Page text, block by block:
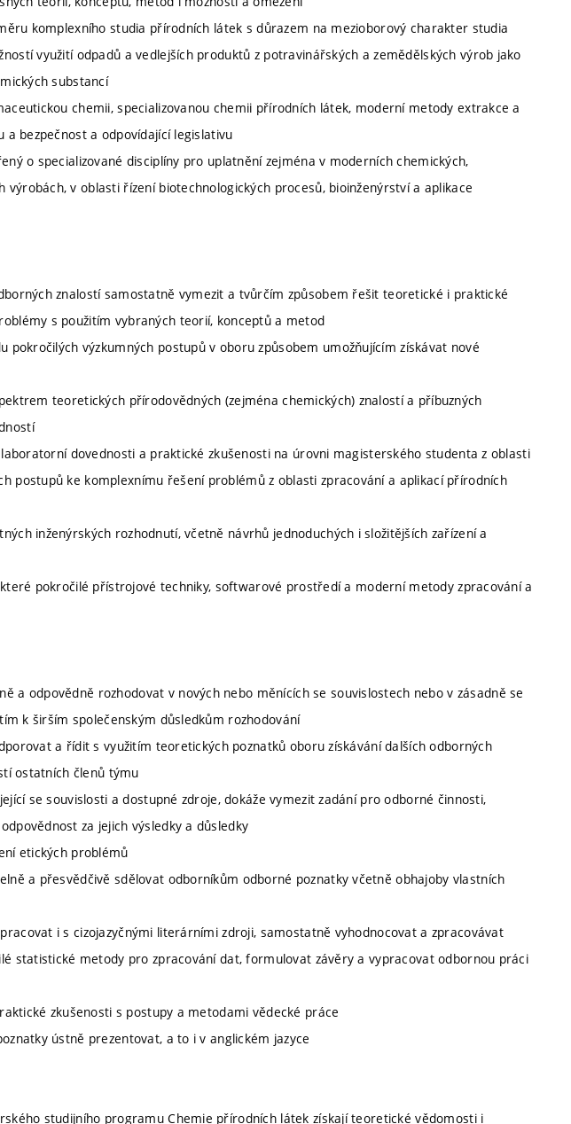
komplexního studia přírodních látek s důrazem na mezioborový charakter studia
využití odpadů a vedlejších produktů z potravinářských a zemědělských výrob jako
substancí
chemii, specializovanou chemii přírodních látek, moderní metody extrakce a
a bezpečnost a odpovídající legislativu
o specializované disciplíny pro uplatnění zejména v moderních chemických,
v oblasti řízení biotechnologických procesů, bioinženýrství a aplikace
znalostí samostatně vymezit a tvůrčím způsobem řešit teoretické i praktické
s použitím vybraných teorií, konceptů a metod
pokročilých výzkumných postupů v oboru způsobem umožňujícím získávat nové
teoretických přírodovědných (zejména chemických) znalostí a příbuzných
dovednosti a praktické zkušenosti na úrovni magisterského studenta z oblasti
postupů ke komplexnímu řešení problémů z oblasti zpracování a aplikací přírodních
inženýrských rozhodnutí, včetně návrhů jednoduchých i složitějších zařízení a
pokročilé přístrojové techniky, softwarové prostředí a moderní metody zpracování a
a odpovědně rozhodovat v nových nebo měnících se souvislostech nebo v zásadně se
k širším společenským důsledkům rozhodování
a řídit s využitím teoretických poznatků oboru získávání dalších odborných
ostatních členů týmu
se souvislosti a dostupné zdroje, dokáže vymezit zadání pro odborné činnosti,
za jejich výsledky a důsledky
etických problémů
a přesvědčivě sdělovat odborníkům odborné poznatky včetně obhajoby vlastních
i s cizojazyčnými literárními zdroji, samostatně vyhodnocovat a zpracovávat
statistické metody pro zpracování dat, formulovat závěry a vypracovat odbornou práci
zkušenosti s postupy a metodami vědecké práce
ústně prezentovat, a to i v anglickém jazyce
studijního programu Chemie přírodních látek získají teoretické vědomosti i